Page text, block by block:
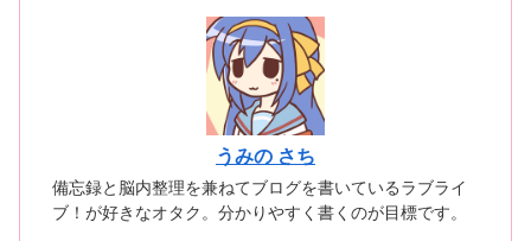
うみの さち
備忘録と脳内整理を兼ねてブログを書いているラブライ
ブ！が好きなオタク。分かりやすく書くのが目標です。